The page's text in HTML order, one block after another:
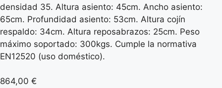
densidad 35. Altura asiento: 45cm. Ancho asiento:
65cm. Profundidad asiento: 53cm. Altura cojín
respaldo: 34cm. Altura reposabrazos: 25cm. Peso
máximo soportado: 300kgs. Cumple la normativa
EN12520 (uso doméstico).
864,00 €